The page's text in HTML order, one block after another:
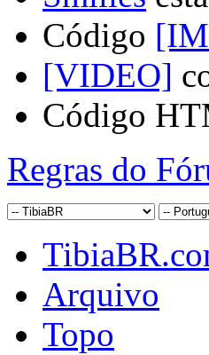
Código
[VIDEO]
Código
Regras do
Arquivo
Topo